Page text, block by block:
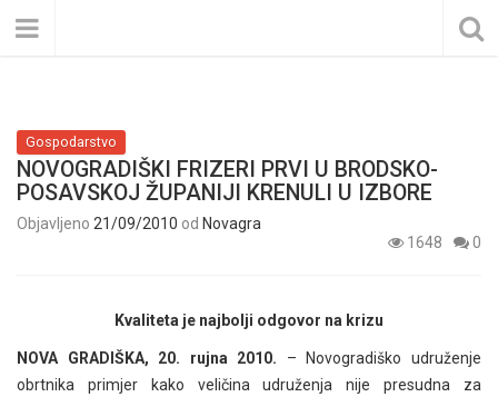
Gospodarstvo
NOVOGRADIŠKI FRIZERI PRVI U BRODSKO-
POSAVSKOJ ŽUPANIJI KRENULI U IZBORE
Objavljeno 21/09/2010 od Novagra
1648
0
Kvaliteta je najbolji odgovor na krizu
NOVA GRADIŠKA, 20. rujna 2010. – Novogradiško udruženje
obrtnika primjer kako veličina udruženja nije presudna za